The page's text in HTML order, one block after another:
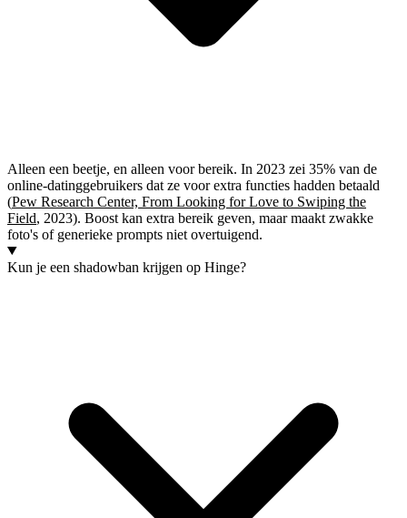
Alleen een beetje, en alleen voor bereik. In 2023 zei 35% van de
online-datinggebruikers dat ze voor extra functies hadden betaald
(Pew Research Center, From Looking for Love to Swiping the
Field, 2023). Boost kan extra bereik geven, maar maakt zwakke
foto's of generieke prompts niet overtuigend.
Kun je een shadowban krijgen op Hinge?